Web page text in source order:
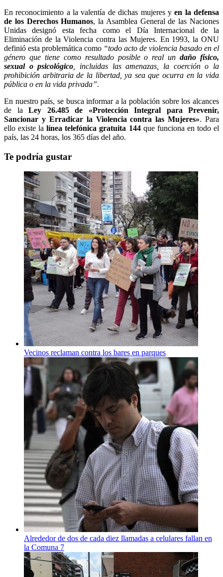
En reconocimiento a la valentía de dichas mujeres yen la defensa
de los Derechos Humanos, la Asamblea General de las Naciones
Unidas designó esta fecha como el Día Internacional de la
Eliminación de la Violencia contra las Mujeres. En 1993, la ONU
definió esta problemática como “todo acto de violencia basado en el
género que tiene como resultado posible o real undaño físico,
sexual o psicológico , incluidas las amenazas, la coerción o la
prohibición arbitraria de la libertad, ya sea que ocurra en la vida
pública o en la vida privada”.
En nuestro país, se busca informar a la población sobre los alcances
de la Ley 26.485 de «Protección Integral para Prevenir,
Sancionar y Erradicar la Violencia contra las Mujeres». Para
ello existe la línea telefónica gratuita 144que funciona en todo el
país, las 24 horas, los 365 días del año.
Te podría gustar
Vecinos reclaman contra los bares en parques
Alrededor de dos de cada diez llamadas a celulares fallan en
la Comuna 7